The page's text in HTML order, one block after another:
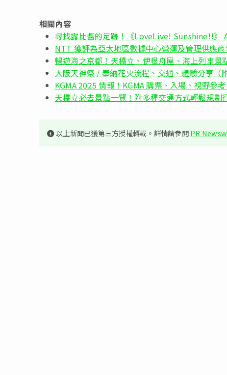
相關內容
尋找露比醬的足跡！《LoveLive! Sunshine!!》
NTT 獲評為亞太地區數據中心營運及管理供應
暢遊海之京都！天橋立、伊根舟屋、海上列車景
大阪天神祭 / 奉納花火流程、交通、體驗分享（
KGMA 2025 情報！KGMA 購票、入場、視野參
天橋立必去景點一覽！附多種交通方式輕鬆規劃
以上新聞已獲第三方授權轉載。詳情請參閱PR